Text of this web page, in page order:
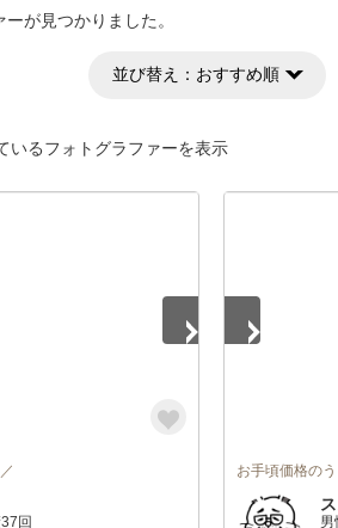
が見つかりました。
並び替え： おすすめ順
いるフォトグラファーを表示
回
お手頃価格の